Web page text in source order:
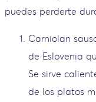
puedes perderte
Carniolan
de Eslovenia
Se sirve
de los platos